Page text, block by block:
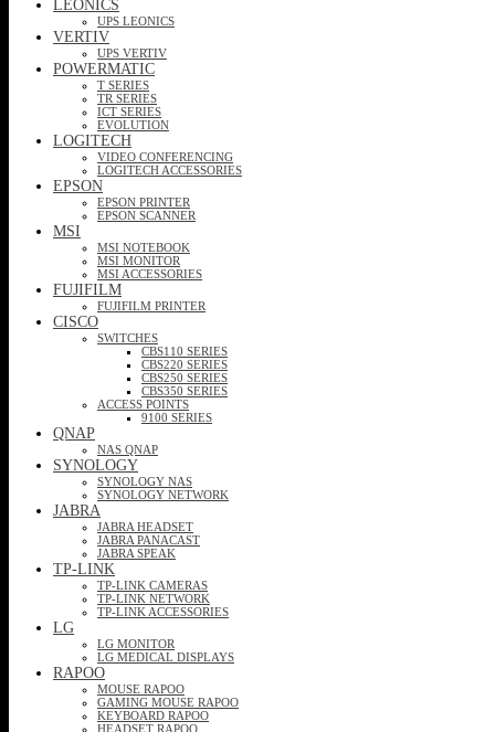
LEONICS
UPS LEONICS
VERTIV
UPS VERTIV
POWERMATIC
T SERIES
TR SERIES
ICT SERIES
EVOLUTION
LOGITECH
VIDEO CONFERENCING
LOGITECH ACCESSORIES
EPSON
EPSON PRINTER
EPSON SCANNER
MSI
MSI NOTEBOOK
MSI MONITOR
MSI ACCESSORIES
FUJIFILM
FUJIFILM PRINTER
CISCO
SWITCHES
CBS110 SERIES
CBS220 SERIES
CBS250 SERIES
CBS350 SERIES
ACCESS POINTS
9100 SERIES
QNAP
NAS QNAP
SYNOLOGY
SYNOLOGY NAS
SYNOLOGY NETWORK
JABRA
JABRA HEADSET
JABRA PANACAST
JABRA SPEAK
TP-LINK
TP-LINK CAMERAS
TP-LINK NETWORK
TP-LINK ACCESSORIES
LG
LG MONITOR
LG MEDICAL DISPLAYS
RAPOO
MOUSE RAPOO
GAMING MOUSE RAPOO
KEYBOARD RAPOO
HEADSET RAPOO